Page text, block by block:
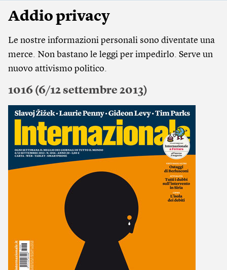
Addio privacy
Le nostre informazioni personali sono diventate una
merce. Non bastano le leggi per impedirlo. Serve un
nuovo attivismo politico.
1016 (6/12 settembre 2013)